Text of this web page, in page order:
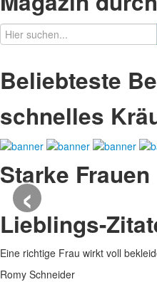
Beliebteste
schnelles
Starke Frauen
‹
Lieblings-
Eine richtige Frau wirkt voll
Romy Schneider